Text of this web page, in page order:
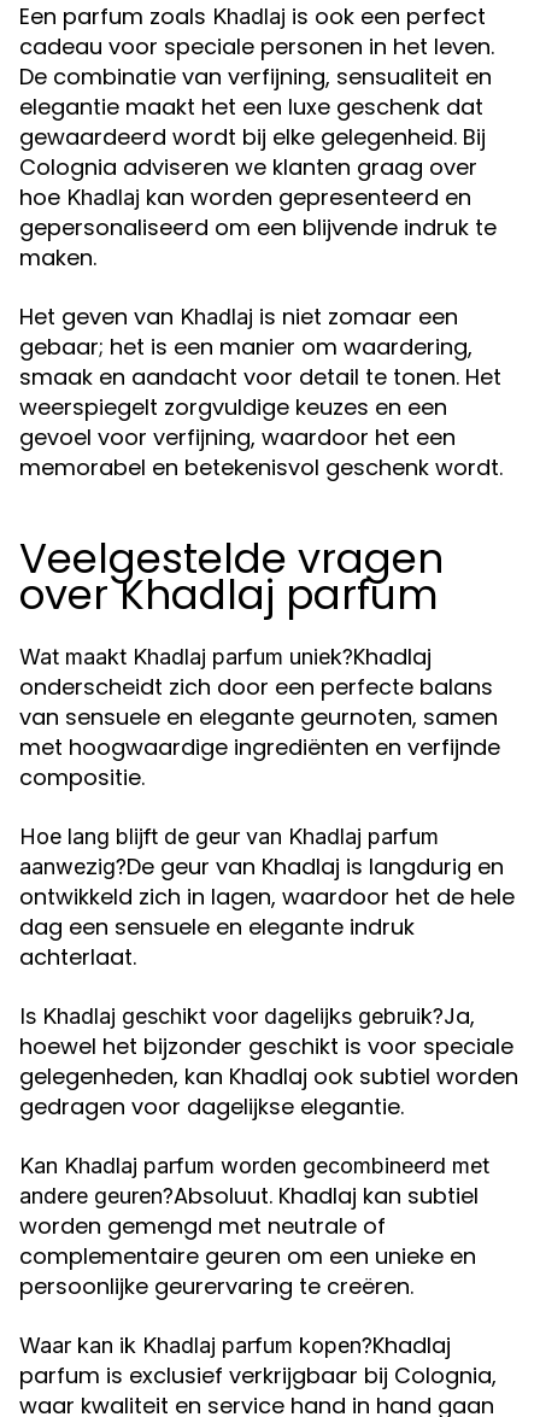
Een parfum zoals Khadlaj is ook een perfect
cadeau voor speciale personen in het leven.
De combinatie van verfijning, sensualiteit en
elegantie maakt het een luxe geschenk dat
gewaardeerd wordt bij elke gelegenheid. Bij
Colognia adviseren we klanten graag over
hoe Khadlaj kan worden gepresenteerd en
gepersonaliseerd om een blijvende indruk te
maken.
Het geven van Khadlaj is niet zomaar een
gebaar; het is een manier om waardering,
smaak en aandacht voor detail te tonen. Het
weerspiegelt zorgvuldige keuzes en een
gevoel voor verfijning, waardoor het een
memorabel en betekenisvol geschenk wordt.
Veelgestelde vragen
over Khadlaj parfum
Wat maakt Khadlaj parfum uniek?Khadlaj
onderscheidt zich door een perfecte balans
van sensuele en elegante geurnoten, samen
met hoogwaardige ingrediënten en verfijnde
compositie.
Hoe lang blijft de geur van Khadlaj parfum
aanwezig?De geur van Khadlaj is langdurig en
ontwikkeld zich in lagen, waardoor het de hele
dag een sensuele en elegante indruk
achterlaat.
Is Khadlaj geschikt voor dagelijks gebruik?Ja,
hoewel het bijzonder geschikt is voor speciale
gelegenheden, kan Khadlaj ook subtiel worden
gedragen voor dagelijkse elegantie.
Kan Khadlaj parfum worden gecombineerd met
andere geuren?Absoluut. Khadlaj kan subtiel
worden gemengd met neutrale of
complementaire geuren om een unieke en
persoonlijke geurervaring te creëren.
Waar kan ik Khadlaj parfum kopen?Khadlaj
parfum is exclusief verkrijgbaar bij Colognia,
waar kwaliteit en service hand in hand gaan